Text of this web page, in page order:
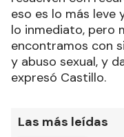
eso es lo más leve
lo inmediato, pero
encontramos con
y abuso sexual, y
expresó Castillo.
Las más leídas